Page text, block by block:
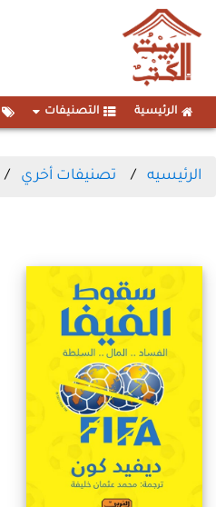
الرئيسية التصنيفات
الرئيسيه تصنيفات أخري